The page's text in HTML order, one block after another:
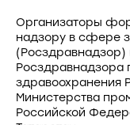
Организаторы
надзору в сфере
Росздравнадзора
здравоохранения
Министерства
Российской